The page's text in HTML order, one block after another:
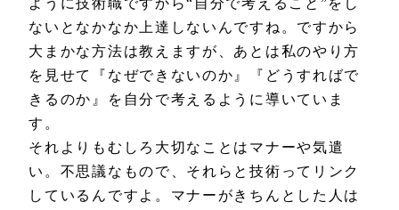
ないとなかなか上達しないんですね。ですから
大まかな方法は教えますが、あとは私のやり方
を見せて『なぜできないのか』『どうすればで
きるのか』を自分で考えるように導いていま
す。
それよりもむしろ大切なことはマナーや気遣
い。不思議なもので、それらと技術ってリンク
しているんですよ。マナーがきちんとした人は